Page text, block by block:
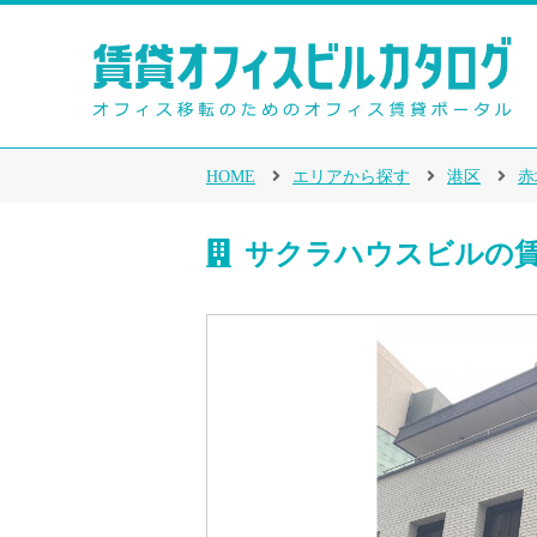
HOME エリアから探す 港区
サクラハウスビルの